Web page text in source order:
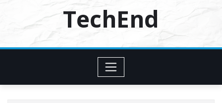
TechEnd